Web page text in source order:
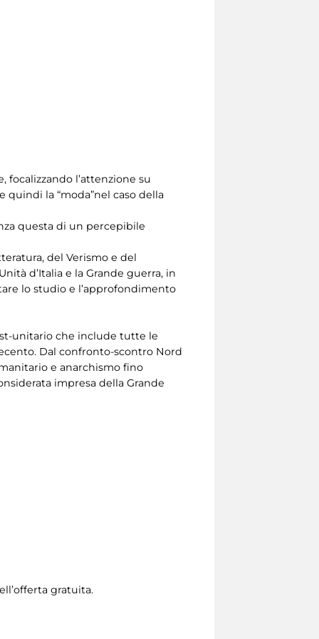
l’attenzione su
la “moda”nel caso della
questa di un percepibile
del Verismo e del
d’Italia e la Grande guerra, in
lo studio e l’approfondimento
unitario che include tutte le
Dal confronto-scontro Nord
e anarchismo fino
impresa della Grande
gratuita.